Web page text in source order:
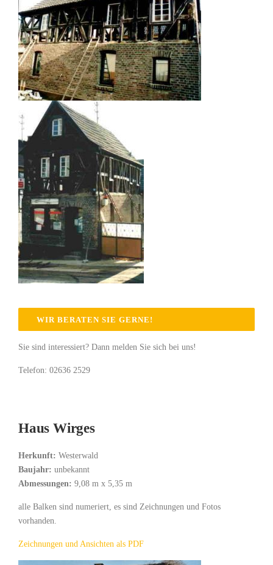
WIR BERATEN SIE GERNE!
Sie sind interessiert? Dann melden Sie sich bei uns!
Telefon: 02636 2529
Haus Wirges
Herkunft: Westerwald
Baujahr: unbekannt
Abmessungen: 9,08 m x 5,35 m
alle Balken sind numeriert, es sind Zeichnungen und Fotos
vorhanden.
Zeichnungen und Ansichten als PDF